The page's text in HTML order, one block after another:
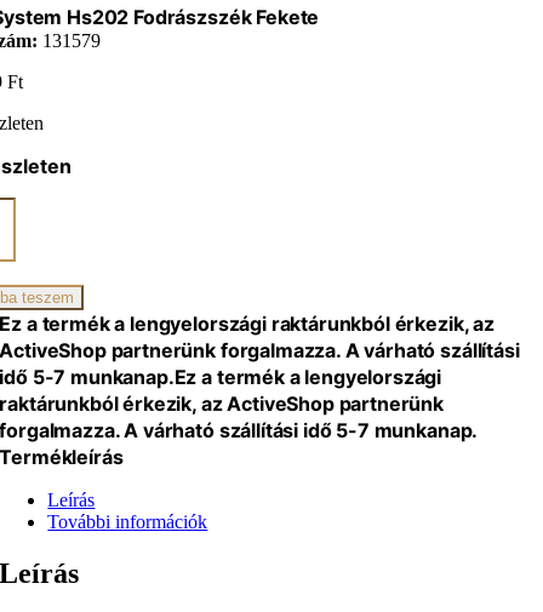
Hs202 Fodrászszék Fekete
131579
Ft
teszem
Ez a termék a lengyelországi raktárunkból érkezik, az
ActiveShop partnerünk forgalmazza. A várható szállítási
idő 5-7 munkanap.Ez a termék a lengyelországi
raktárunkból érkezik, az ActiveShop partnerünk
forgalmazza. A várható szállítási idő 5-7 munkanap.
Termékleírás
Leírás
További információk
Leírás